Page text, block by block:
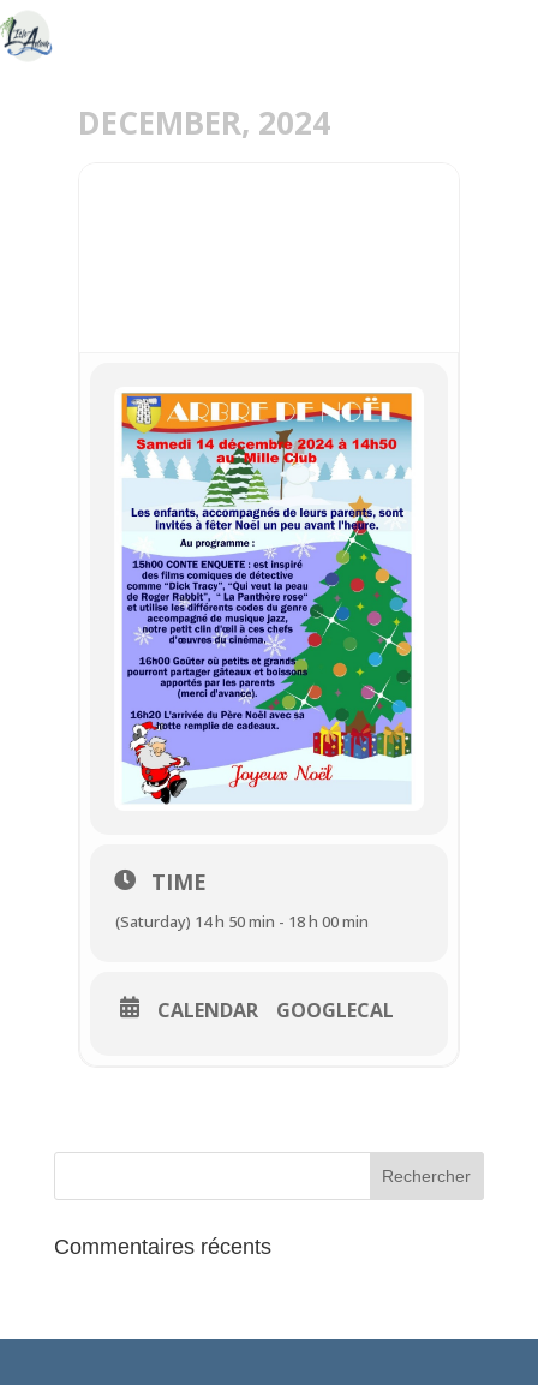
DECEMBER, 2024
TIME
(Saturday) 14 h 50 min - 18 h 00 min
CALENDAR GOOGLECAL
Commentaires récents